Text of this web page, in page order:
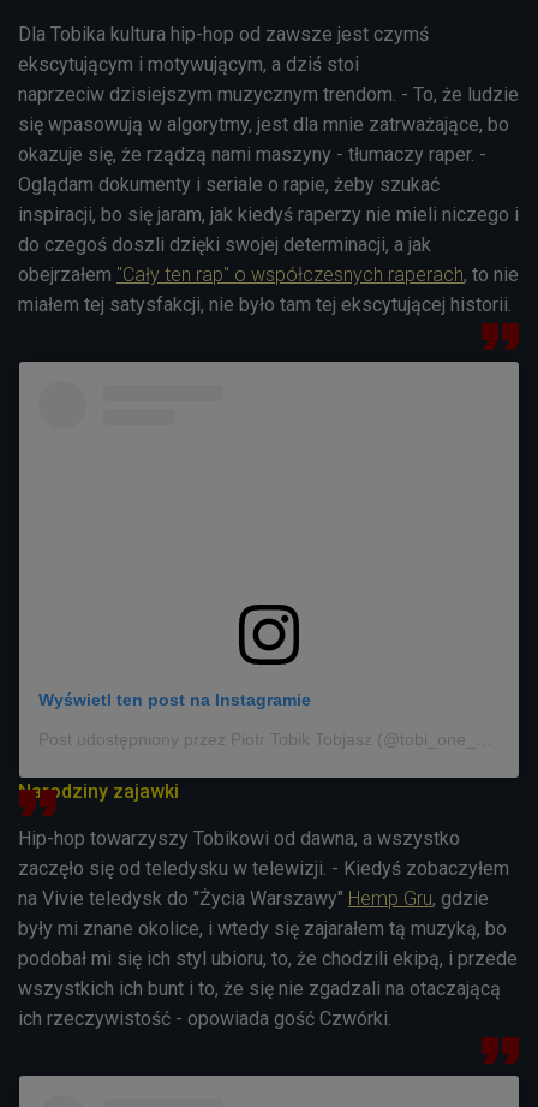
Dla Tobika kultura hip-hop od zawsze jest czymś
ekscytującym i motywującym, a dziś stoi
naprzeciw dzisiejszym muzycznym trendom. - To, że ludzie
się wpasowują w algorytmy, jest dla mnie zatrważające, bo
okazuje się, że rządzą nami maszyny - tłumaczy raper. -
Oglądam dokumenty i seriale o rapie, żeby szukać
inspiracji, bo się jaram, jak kiedyś raperzy nie mieli niczego i
do czegoś doszli dzięki swojej determinacji, a jak
obejrzałem "Cały ten rap" o współczesnych raperach, to nie
miałem tej satysfakcji, nie było tam tej ekscytującej historii.
Wyświetl ten post na Instagramie
Narodziny zajawki
Hip-hop towarzyszy Tobikowi od dawna, a wszystko
zaczęło się od teledysku w telewizji. - Kiedyś zobaczyłem
na Vivie teledysk do "Życia Warszawy" Hemp Gru, gdzie
były mi znane okolice, i wtedy się zajarałem tą muzyką, bo
podobał mi się ich styl ubioru, to, że chodzili ekipą, i przede
wszystkich ich bunt i to, że się nie zgadzali na otaczającą
ich rzeczywistość - opowiada gość Czwórki.